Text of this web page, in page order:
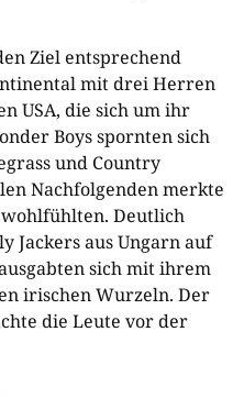
Ziel entsprechend
mit drei Herren
USA, die sich um ihr
Boys spornten sich
und Country
Nachfolgenden merkte
wohlfühlten. Deutlich
Jackers aus Ungarn auf
sich mit ihrem
irischen Wurzeln. Der
die Leute vor der